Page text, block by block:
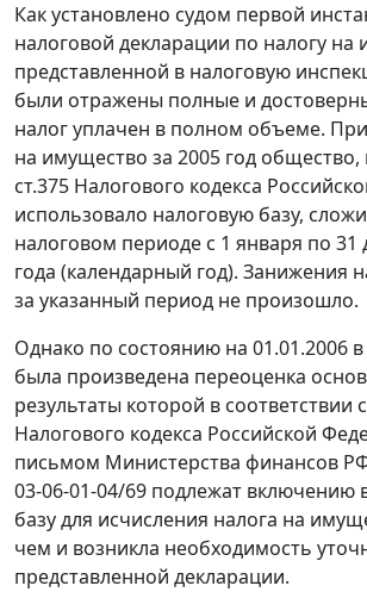
Как установлено судом первой
налоговой декларации по налогу на
представленной в налоговую
были отражены полные и
налог уплачен в полном объеме.
на имущество за 2005 год общество,
ст.375 Налогового кодекса
использовало налоговую базу,
налоговом периоде с 1 января по 31
года (календарный год). Занижения
за указанный период не произошло.
Однако по состоянию на 01.01.2006
была произведена переоценка
результаты которой в соответствии с
Налогового кодекса Российской
письмом Министерства финансов
03-06-01-04/69 подлежат включению
базу для исчисления налога на
чем и возникла необходимость
представленной декларации.